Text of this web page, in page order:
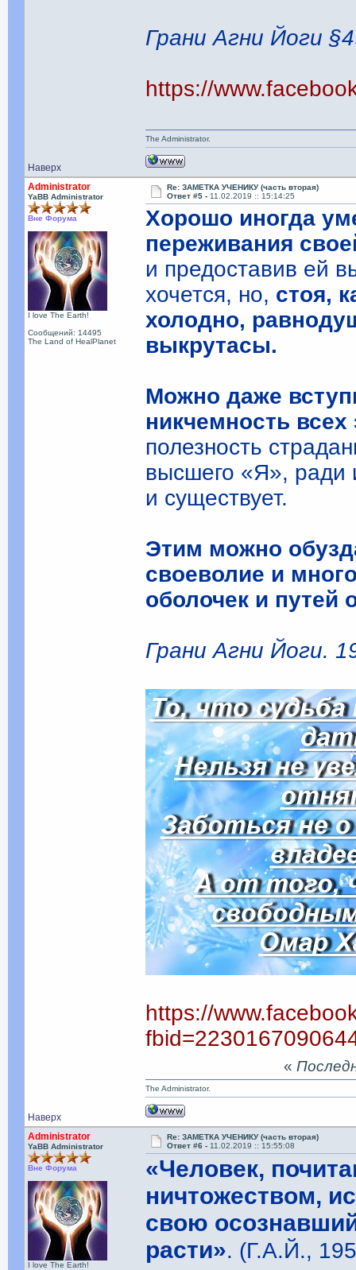
Грани Агни Йоги
https://
Наверх
The Administrator.
Administrator
YaBB Administrator
Вне Форума
I love The Earth!
Сообщений: 14495
The Land of HealPlanet
Re: ЗАМЕТКА УЧЕНИКУ (часть вторая)
Ответ #5 - 11.02.2019 :: 15:14:25
Хорошо иногда
переживания
и предоставив ей
хочется, но, стоя,
холодно,
выкрутасы.
Можно даже
никчемность всех
полезность
высшего «Я», ради
и существует.
Этим можно
своеволие и
оболочек и путей
Грани Агни Йоги.
https://
Наверх
«
The Administrator.
Administrator
YaBB Administrator
Вне Форума
I love The Earth!
Re: ЗАМЕТКА УЧЕНИКУ (часть вторая)
Ответ #6 - 11.02.2019 :: 15:55:08
«Человек,
ничтожеством,
свою
расти». (Г.А.Й.,